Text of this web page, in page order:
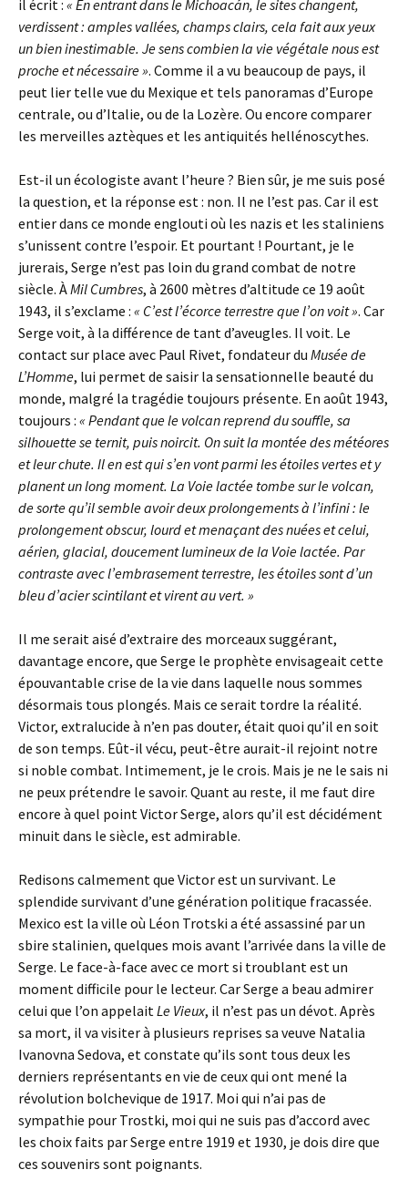
il écrit : « En entrant dans leMichoacán, le sites changent,
verdissent : amples vallées, champs clairs, cela fait aux yeux
un bien inestimable. Je sens combien la vie végétale nous est
proche et nécessaire ». Comme il a vu beaucoup de pays, il
peut lier telle vue du Mexique et tels panoramas d’Europe
centrale, ou d’Italie, ou de la Lozère. Ou encore comparer
les merveilles aztèques et les antiquités hellénoscythes.
Est-il un écologiste avant l’heure ? Bien sûr, je me suis posé
la question, et la réponse est : non. Il ne l’est pas. Car il est
entier dans ce monde englouti où les nazis et les staliniens
s’unissent contre l’espoir. Et pourtant ! Pourtant, je le
jurerais, Serge n’est pas loin du grand combat de notre
siècle. ÀMil Cumbres, à 2600 mètres d’altitude ce 19 août
1943, il s’exclame : « C’est l’écorce terrestre que l’on voit ». Car
Serge voit, à la différence de tant d’aveugles. Il voit. Le
contact sur place avec Paul Rivet, fondateur du Musée de
L’Homme, lui permet de saisir la sensationnelle beauté du
monde, malgré la tragédie toujours présente. En août 1943,
toujours : « Pendant que le volcan reprend du souffle, sa
silhouette se ternit, puis noircit. On suit la montée des météores
et leur chute. Il en est qui s’en vont parmi les étoiles vertes et y
planent un long moment. La Voie lactée tombe sur le volcan,
de sorte qu’il semble avoir deux prolongements à l’infini : le
prolongement obscur, lourd et menaçant des nuées et celui,
aérien, glacial, doucement lumineux de la Voie lactée. Par
contraste avec l’embrasement terrestre, les étoiles sont d’un
bleu d’acier scintilant et virent au vert. »
Il me serait aisé d’extraire des morceaux suggérant,
davantage encore, que Serge le prophète envisageait cette
épouvantable crise de la vie dans laquelle nous sommes
désormais tous plongés. Mais ce serait tordre la réalité.
Victor, extralucide à n’en pas douter, était quoi qu’il en soit
de son temps. Eût-il vécu, peut-être aurait-il rejoint notre
si noble combat. Intimement, je le crois. Mais je ne le sais ni
ne peux prétendre le savoir. Quant au reste, il me faut dire
encore à quel point Victor Serge, alors qu’il est décidément
minuit dans le siècle, est admirable.
Redisons calmement que Victor est un survivant. Le
splendide survivant d’une génération politique fracassée.
Mexico est la ville où Léon Trotski a été assassiné par un
sbire stalinien, quelques mois avant l’arrivée dans la ville de
Serge. Le face-à-face avec ce mort si troublant est un
moment difficile pour le lecteur. Car Serge a beau admirer
celui que l’on appelaitLe Vieux, il n’est pas un dévot. Après
sa mort, il va visiter à plusieurs reprises sa veuve Natalia
Ivanovna Sedova, et constate qu’ils sont tous deux les
derniers représentants en vie de ceux qui ont mené la
révolution bolchevique de 1917. Moi qui n’ai pas de
sympathie pour Trostki, moi qui ne suis pas d’accord avec
les choix faits par Serge entre 1919 et 1930, je dois dire que
ces souvenirs sont poignants.